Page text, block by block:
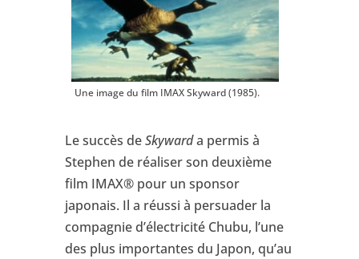
Une image du film IMAX Skyward (1985).
Le succès deSkywarda permis à
Stephen de réaliser son deuxième
film IMAX® pour un sponsor
japonais. Il a réussi à persuader la
compagnie d’électricité Chubu, l’une
des plus importantes du Japon, qu’au